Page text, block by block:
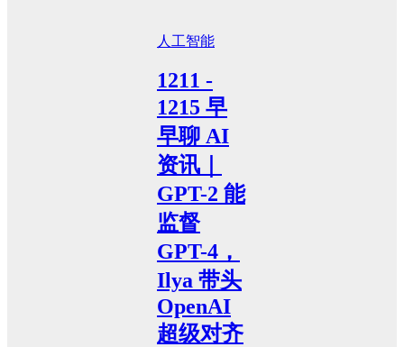
人工智能
1211 -
1215 早
早聊 AI
资讯｜
GPT-2 能
监督
GPT-4，
Ilya 带头
OpenAI
超级对齐